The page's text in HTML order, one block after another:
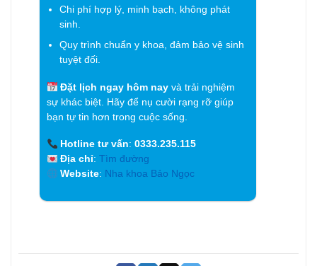
Chi phí hợp lý, minh bạch, không phát
sinh.
Quy trình chuẩn y khoa, đảm bảo vệ sinh
tuyệt đối.
Đặt lịch ngay hôm nay và trải nghiệm
sự khác biệt. Hãy để nụ cười rạng rỡ giúp
bạn tự tin hơn trong cuộc sống.
Hotline tư vấn:0333.235.115
Địa chỉ:Tìm đường
Website: Nha khoa Bảo Ngọc